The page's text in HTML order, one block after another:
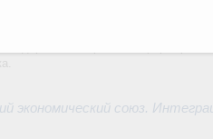
экономический союз.